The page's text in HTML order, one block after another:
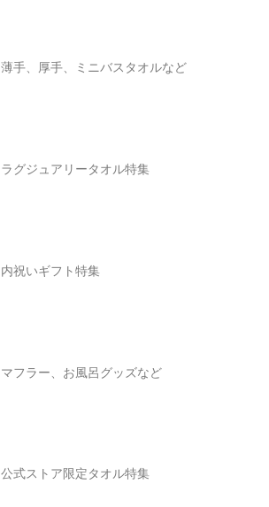
薄手、厚手、ミニバスタオルなど
ラグジュアリータオル特集
内祝いギフト特集
マフラー、お風呂グッズなど
公式ストア限定タオル特集